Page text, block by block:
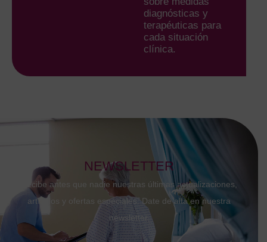
diagnósticas y
terapéuticas para
cada situación
clínica.
NEWSLETTER
Recibe antes que nadie nuestras últimas actualizaciones,
artículos y ofertas especiales. Date de alta en nuestra
newsletter.